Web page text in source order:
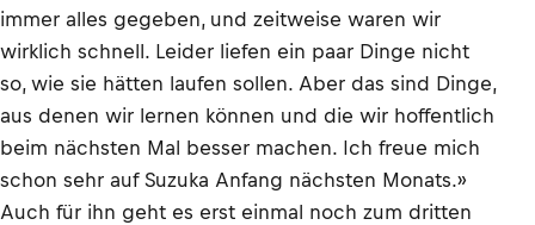
immer alles gegeben, und zeitweise waren wir
wirklich schnell. Leider liefen ein paar Dinge nicht
so, wie sie hätten laufen sollen. Aber das sind Dinge,
aus denen wir lernen können und die wir hoffentlich
beim nächsten Mal besser machen. Ich freue mich
schon sehr auf Suzuka Anfang nächsten Monats.»
Auch für ihn geht es erst einmal noch zum dritten